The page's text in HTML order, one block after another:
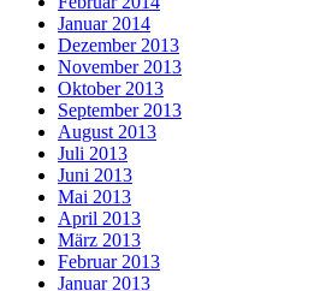
Januar 2014
Dezember 2013
November 2013
Oktober 2013
September 2013
August 2013
Juli 2013
Juni 2013
Mai 2013
April 2013
März 2013
Februar 2013
Januar 2013